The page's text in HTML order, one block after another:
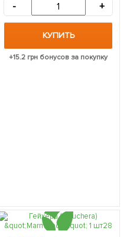
- +
КУПИТЬ
+15.2грн бонусов за покупку